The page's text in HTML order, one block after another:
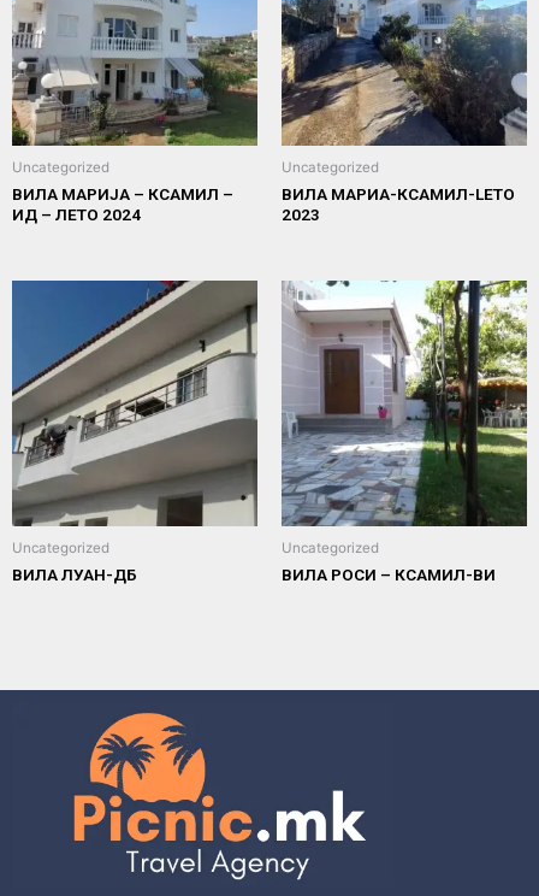
Uncategorized
ВИЛА МАРИЈА – КСАМИЛ –
ИД – ЛЕТО 2024
Uncategorized
ВИЛА МАРИА-КСАМИЛ-LETO
2023
Uncategorized
ВИЛА ЛУАН-ДБ
Uncategorized
ВИЛА РОСИ – КСАМИЛ-ВИ